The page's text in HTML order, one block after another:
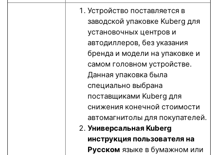
Устройство поставляется в
заводской упаковке Kuberg для
установочных центров и
автодиллеров, без указания
бренда и модели на упаковке и
самом головном устройстве.
Данная упаковка была
специально выбрана
поставщиками Kuberg для
снижения конечной стоимости
автомагнитолы для покупателей.
Универсальная Kuberg
инструкция пользователя на
Русском языке в бумажном или